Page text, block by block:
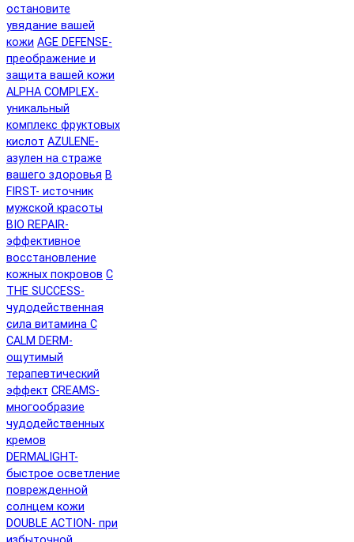
остановите
увядание вашей
кожи AGE DEFENSE-
преображение и
защита вашей кожи
ALPHA COMPLEX-
уникальный
комплекс фруктовых
кислот AZULENE-
азулен на страже
вашего здоровья B
FIRST- источник
мужской красоты
BIO REPAIR-
эффективное
восстановление
кожных покровов C
THE SUCCESS-
чудодейственная
сила витамина C
CALM DERM-
ощутимый
терапевтический
эффект CREAMS-
многообразие
чудодейственных
кремов
DERMALIGHT-
быстрое осветление
поврежденной
солнцем кожи
DOUBLE ACTION- при